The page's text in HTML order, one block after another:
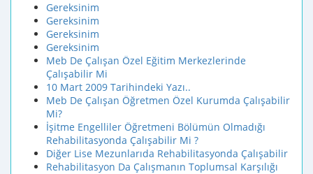
Gereksinim
Gereksinim
Gereksinim
Gereksinim
Meb De Çalışan Özel Eğitim Merkezlerinde
Çalışabilir Mi
10 Mart 2009 Tarihindeki Yazı..
Meb De Çalışan Öğretmen Özel Kurumda Çalışabilir
Mi?
İşitme Engelliler Öğretmeni Bölümün Olmadığı
Rehabilitasyonda Çalışabilir Mi ?
Diğer Lise Mezunlarıda Rehabilitasyonda Çalışabilir
Rehabilitasyon Da Çalışmanın Toplumsal Karşılığı